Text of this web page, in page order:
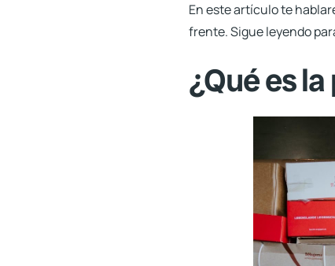
En este artículo te
frente. Sigue leyendo
¿Qué es